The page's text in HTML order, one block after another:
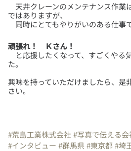
天井クレーンのメンテナンス作業
ではありますが、
同時にとてもやりがいのある仕事で
頑張れ！ Ｋさん！
と応援したくなって、すごくやる
た。
興味を持っていただけましたら、是
さい。
#荒島工業株式会社#写真で伝える
#インタビュー #群馬県#東京都#埼